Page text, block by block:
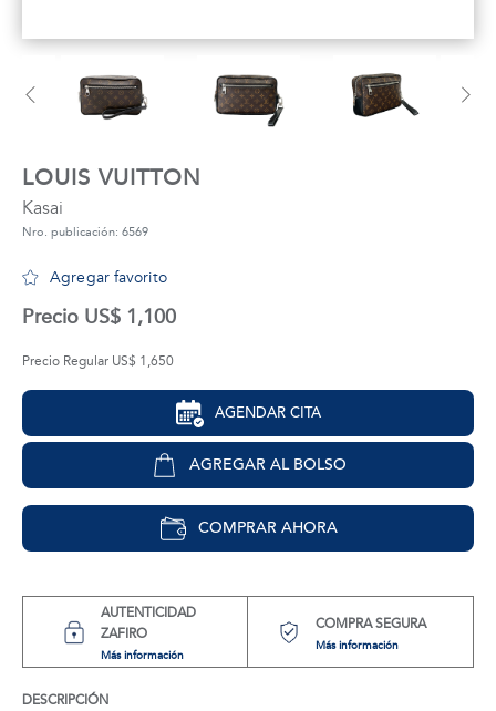
LOUIS VUITTON
Kasai
Nro. publicación: 6569
Agregar favorito
Precio US$ 1,100
Precio Regular US$ 1,650
AGENDAR CITA
AGREGAR AL BOLSO
COMPRAR AHORA
AUTENTICIDAD
ZAFIRO
Más información
COMPRA SEGURA
Más información
DESCRIPCIÓN